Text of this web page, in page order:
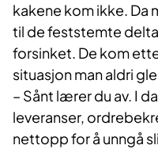
kakene kom ikke. Da
til de feststemte
forsinket. De kom
situasjon man aldri
– Sånt lærer du av. I
leveranser,
nettopp for å unngå